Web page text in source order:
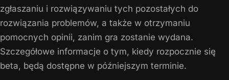
zgłaszaniu i rozwiązywaniu tych pozostałych do
rozwiązania problemów, a także w otrzymaniu
pomocnych opinii, zanim gra zostanie wydana.
Szczegółowe informacje o tym, kiedy rozpocznie się
beta, będą dostępne w późniejszym terminie.